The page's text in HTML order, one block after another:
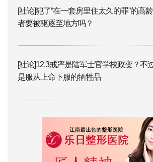
[社论]犯了“在一套房里住太久的罪”的高龄
者要被驱逐至地方吗？
[社论]12.3戒严是陆军士官学校政变？不
是服从上命下服的牺牲品